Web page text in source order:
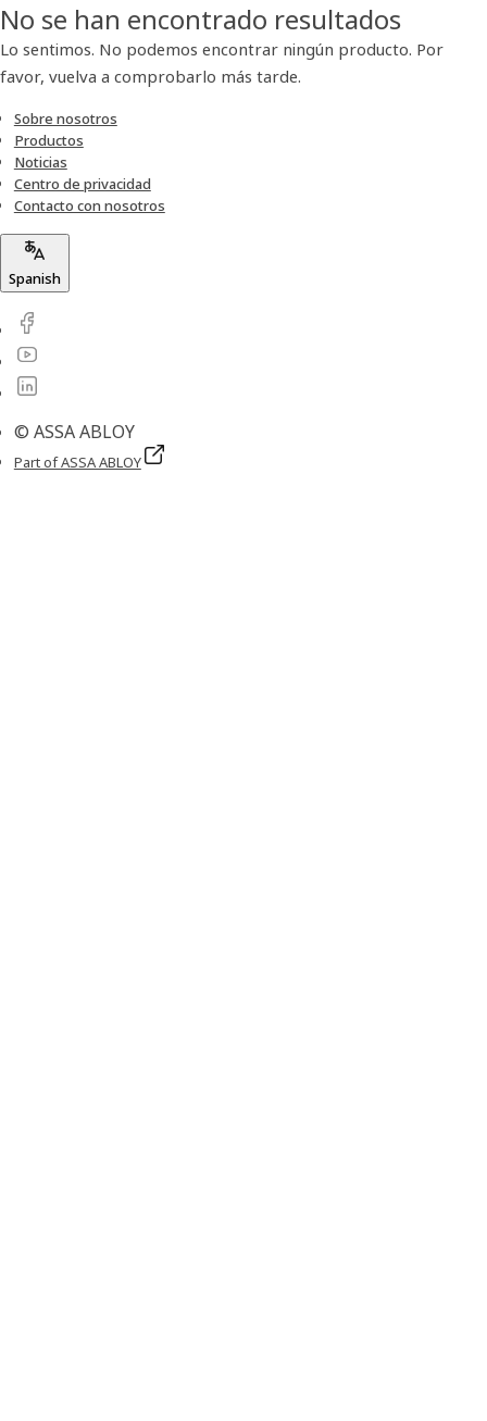
No se han encontrado resultados
Lo sentimos. No podemos encontrar ningún producto. Por
favor, vuelva a comprobarlo más tarde.
Sobre nosotros
Productos
Noticias
Centro de privacidad
Contacto con nosotros
Spanish
© ASSA ABLOY
Part of ASSA ABLOY